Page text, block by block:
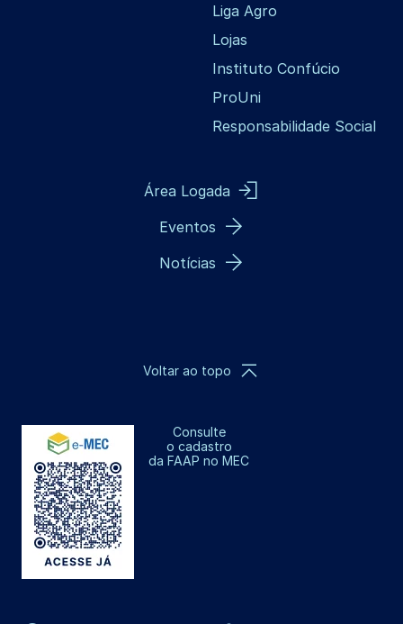
Liga Agro
Lojas
Instituto Confúcio
ProUni
Responsabilidade Social
Área Logada
Eventos
Notícias
Consulte
o cadastro
da FAAP no MEC
Voltar ao topo